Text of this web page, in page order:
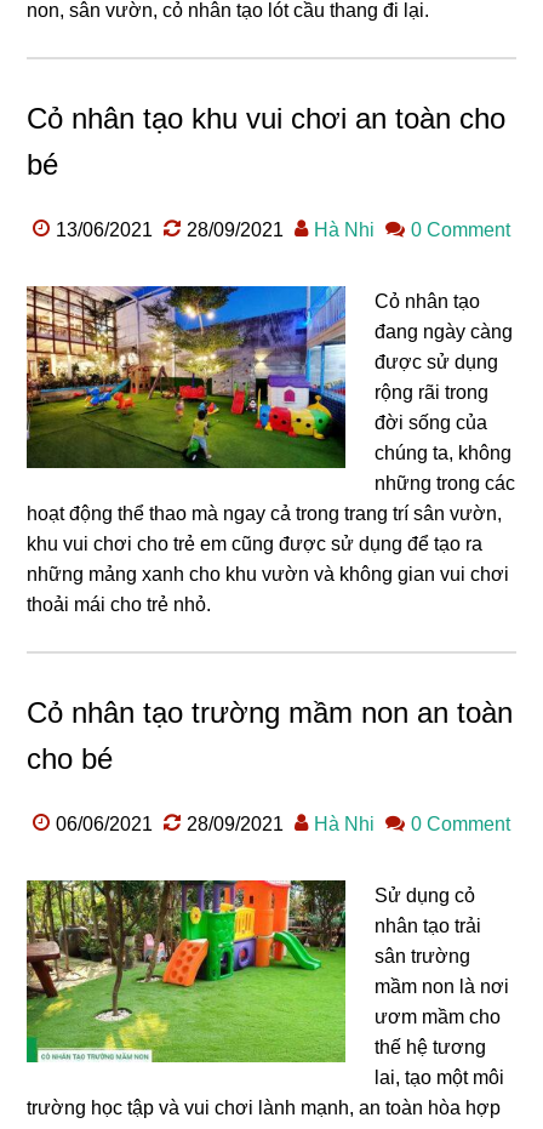
non, sân vườn, cỏ nhân tạo lót cầu thang đi lại.
Cỏ nhân tạo khu vui chơi an toàn cho
bé
13/06/2021 28/09/2021 Hà Nhi 0 Comment
Cỏ nhân tạo
đang ngày càng
được sử dụng
rộng rãi trong
đời sống của
chúng ta, không
những trong các
hoạt động thể thao mà ngay cả trong trang trí sân vườn,
khu vui chơi cho trẻ em cũng được sử dụng để tạo ra
những mảng xanh cho khu vườn và không gian vui chơi
thoải mái cho trẻ nhỏ.
Cỏ nhân tạo trường mầm non an toàn
cho bé
06/06/2021 28/09/2021 Hà Nhi 0 Comment
Sử dụng cỏ
nhân tạo trải
sân trường
mầm non là nơi
ươm mầm cho
thế hệ tương
lai, tạo một môi
trường học tập và vui chơi lành mạnh, an toàn hòa hợp